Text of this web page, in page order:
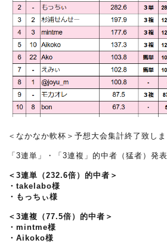
＜なかなか軟杯＞予想大会集計終了致し
「3連単」・「3連複」的中者（猛者）発表
＜3連単（232.6倍）的中者＞
・takelabo様
・もっちぃ様
＜3連複（77.5倍）的中者＞
・mintme様
・Aikoko様